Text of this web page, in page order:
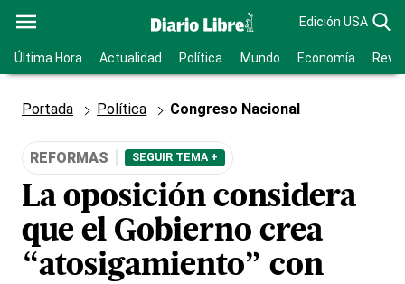
Edición USA
Última Hora Actualidad Política Mundo Economía
Portada Política Congreso Nacional
REFORMAS SEGUIR TEMA +
La oposición considera
que el Gobierno crea
“atosigamiento” con